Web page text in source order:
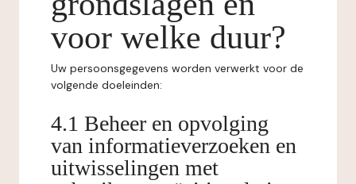
voor welke duur?
Uw persoonsgegevens worden verwerkt voor de
volgende doeleinden:
4.1 Beheer en opvolging
van informatieverzoeken en
uitwisselingen met